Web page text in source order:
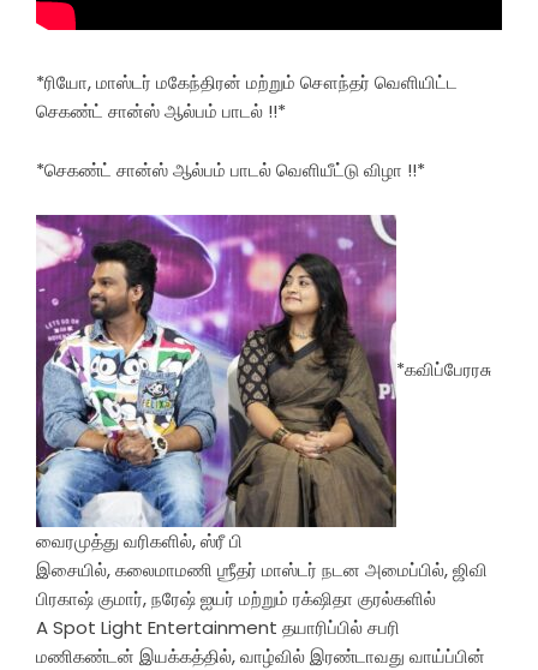
*ரியோ, மாஸ்டர் மகேந்திரன் மற்றும் சௌந்தர் வெளியிட்ட
செகண்ட் சான்ஸ் ஆல்பம் பாடல் !!*
*செகண்ட் சான்ஸ் ஆல்பம் பாடல் வெளியீட்டு விழா !!*
*கவிப்பேரரசு
வைரமுத்து வரிகளில், ஸ்ரீ பி
இசையில், கலைமாமணி ஶ்ரீதர் மாஸ்டர் நடன அமைப்பில், ஜிவி
பிரகாஷ் குமார், நரேஷ் ஐயர் மற்றும் ரக்‌ஷிதா குரல்களில்
A Spot Light Entertainment தயாரிப்பில் சபரி
மணிகண்டன் இயக்கத்தில், வாழ்வில் இரண்டாவது வாய்ப்பின்